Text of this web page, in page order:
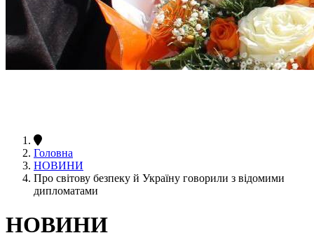
Головна
НОВИНИ
Про світову безпеку й Україну говорили з відомими
дипломатами
НОВИНИ